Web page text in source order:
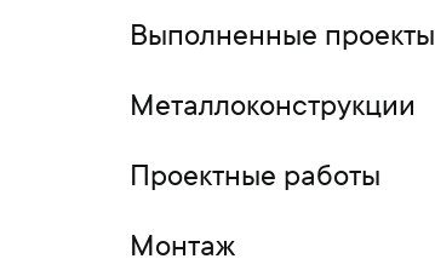
Выполненные проекты
Металлоконструкции
Проектные работы
Монтаж